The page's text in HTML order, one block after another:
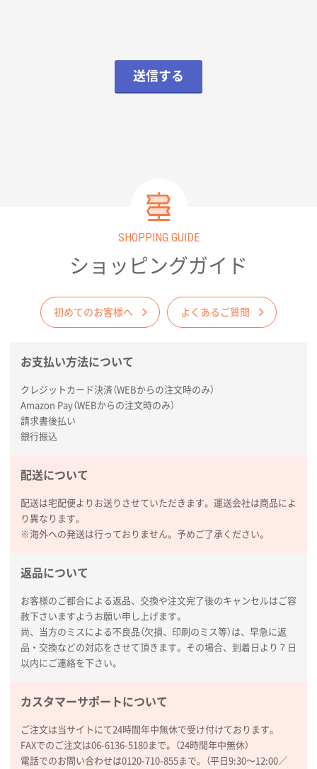
送信する
SHOPPING GUIDE
ショッピングガイド
初めてのお客様へ よくあるご質問
お支払い方法について
クレジットカード決済（WEBからの注文時のみ）
Amazon Pay（WEBからの注文時のみ）
請求書後払い
銀行振込
配送について
配送は宅配便よりお送りさせていただきます。運送会社は商品によ
り異なります。
※海外への発送は行っておりません。予めご了承ください。
返品について
お客様のご都合による返品、交換や注文完了後のキャンセルはご容
赦下さいますようお願い申し上げます。
尚、当方のミスによる不良品（欠損、印刷のミス等）は、早急に返
品・交換などの対応をさせて頂きます。その場合、到着日より７日
以内にご連絡を下さい。
カスタマーサポートについて
ご注文は当サイトにて24時間年中無休で受け付けております。
FAXでのご注文は06-6136-5180まで。（24時間年中無休）
電話でのお問い合わせは0120-710-855まで。（平日9:30〜12:00／